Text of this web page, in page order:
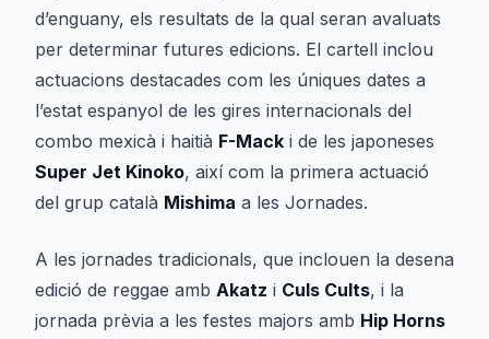
d’enguany, els resultats de la qual seran avaluats
per determinar futures edicions. El cartell inclou
actuacions destacades com les úniques dates a
l’estat espanyol de les gires internacionals del
combo mexicà i haitià F-Mack i de les japoneses
Super Jet Kinoko, així com la primera actuació
del grup català Mishima a les Jornades.
A les jornades tradicionals, que inclouen la desena
edició de reggae amb Akatz i Culs Cults, i la
jornada prèvia a les festes majors amb Hip Horns